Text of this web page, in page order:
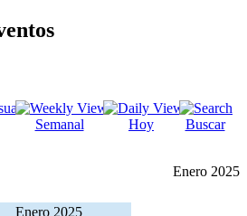
Semanal Hoy Buscar
Enero 2025
Enero 2025